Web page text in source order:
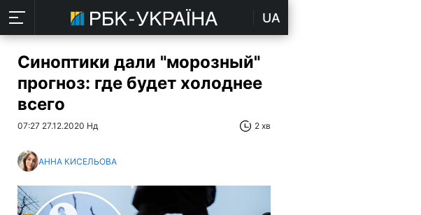
UA
Синоптики дали "морозный"
прогноз: где будет холоднее
всего
07:27 27.12.2020 Нд 2 хв
АННА КИСЕЛЬОВА